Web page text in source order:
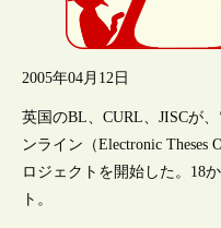
2005年04月12日
英国のBL、CURL、JISCが
ンライン（Electronic Theses
ロジェクトを開始した。18
ト。